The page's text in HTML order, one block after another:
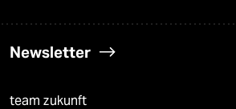
Newsletter
team zukunft